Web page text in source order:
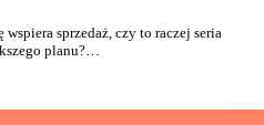
sprzedaż, czy to raczej seria
planu?…